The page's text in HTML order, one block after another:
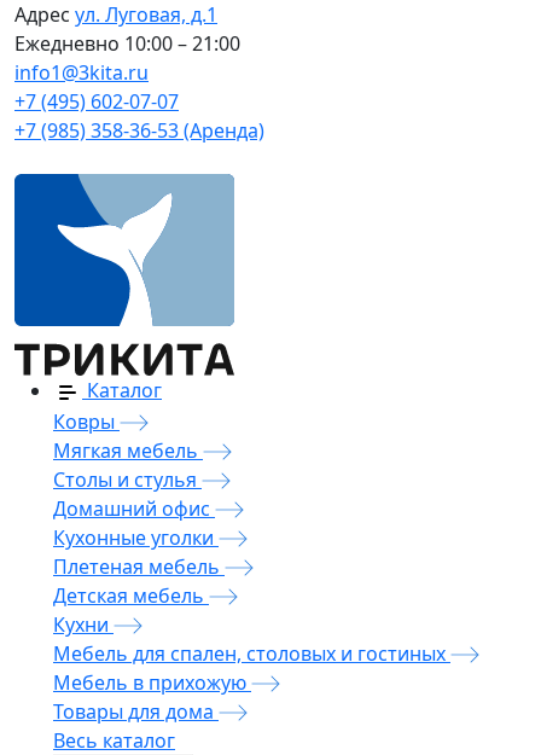
Адрес ул. Луговая, д.1
Ежедневно 10:00 – 21:00
info1@3kita.ru
+7 (495) 602-07-07
+7 (985) 358-36-53 (Аренда)
Каталог
Ковры
Мягкая мебель
Столы и стулья
Домашний офис
Кухонные уголки
Плетеная мебель
Детская мебель
Кухни
Мебель для спален, столовых и гостиных
Мебель в прихожую
Товары для дома
Весь каталог